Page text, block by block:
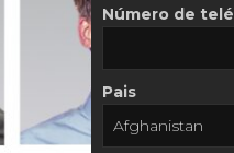
Número de
Pais